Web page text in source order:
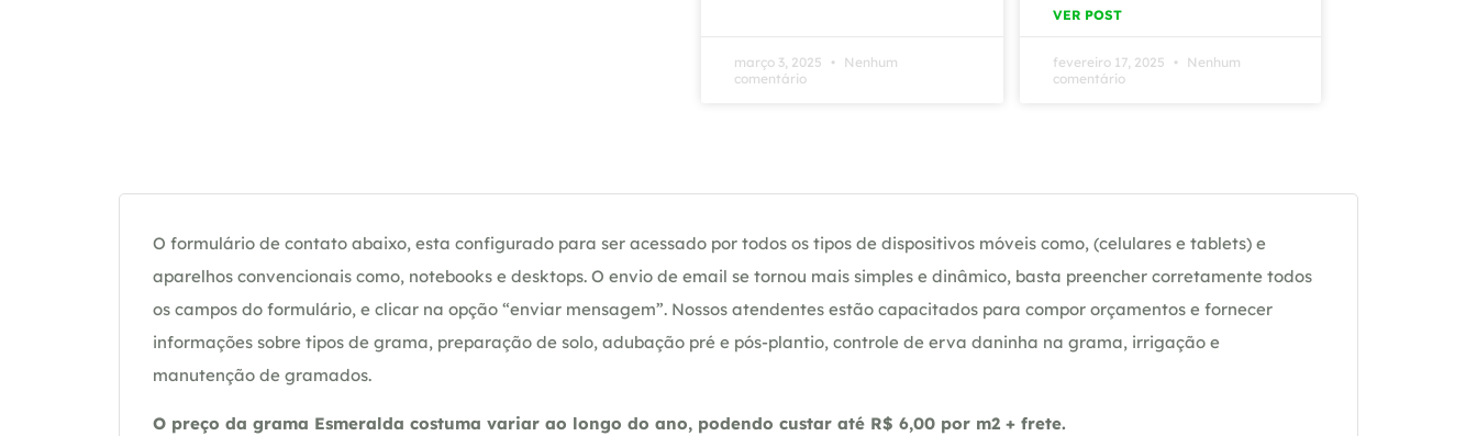
março 3, 2025
Nenhum
comentário
VER POST
fevereiro 17, 2025
Nenhum
comentário
O formulário de contato abaixo, esta configurado para ser acessado por todos os tipos de dispositivos móveis como, (celulares e tablets) e
aparelhos convencionais como, notebooks e desktops. O envio de email se tornou mais simples e dinâmico, basta preencher corretamente todos
os campos do formulário, e clicar na opção “enviar mensagem”. Nossos atendentes estão capacitados para compor orçamentos e fornecer
informações sobre tipos de grama, preparação de solo, adubação pré e pós-plantio, controle de erva daninha na grama, irrigação e
manutenção de gramados.
O preço da grama Esmeralda costuma variar ao longo do ano, podendo custar até R$ 6,00 por m2 + frete.